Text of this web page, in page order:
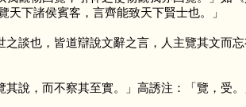
下諸侯賓客，言齊能致天下賢士也。」
談也，皆道辯說文辭之言，人主覽其文而
說，而不察其至實。」高誘注：「覽，受